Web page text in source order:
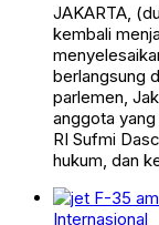
JAKARTA,
kembali
berlangsung
parlemen,
anggota yang
RI Sufmi
hukum, dan
Internasional